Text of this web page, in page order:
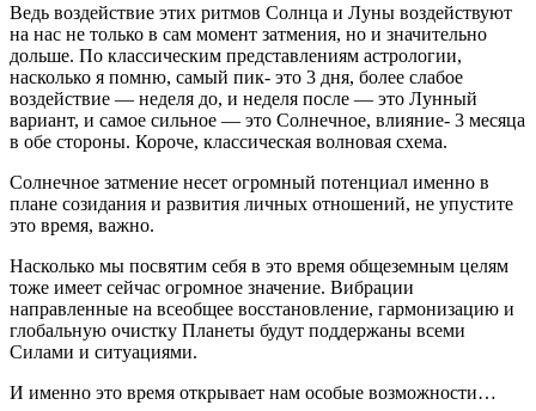
Ведь воздействие этих ритмов Солнца и Луны воздействуют
на нас не только в сам момент затмения, но и значительно
дольше. По классическим представлениям астрологии,
насколько я помню, самый пик- это 3 дня, более слабое
воздействие — неделя до, и неделя после — это Лунный
вариант, и самое сильное — это Солнечное, влияние- 3 месяца
в обе стороны. Короче, классическая волновая схема.
Солнечное затмение несет огромный потенциал именно в
плане созидания и развития личных отношений, не упустите
это время, важно.
Насколько мы посвятим себя в это время общеземным целям
тоже имеет сейчас огромное значение. Вибрации
направленные на всеобщее восстановление, гармонизацию и
глобальную очистку Планеты будут поддержаны всеми
Силами и ситуациями.
И именно это время открывает нам особые возможности…